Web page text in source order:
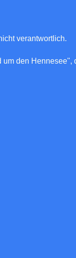
verantwortlich.
den Hennesee",